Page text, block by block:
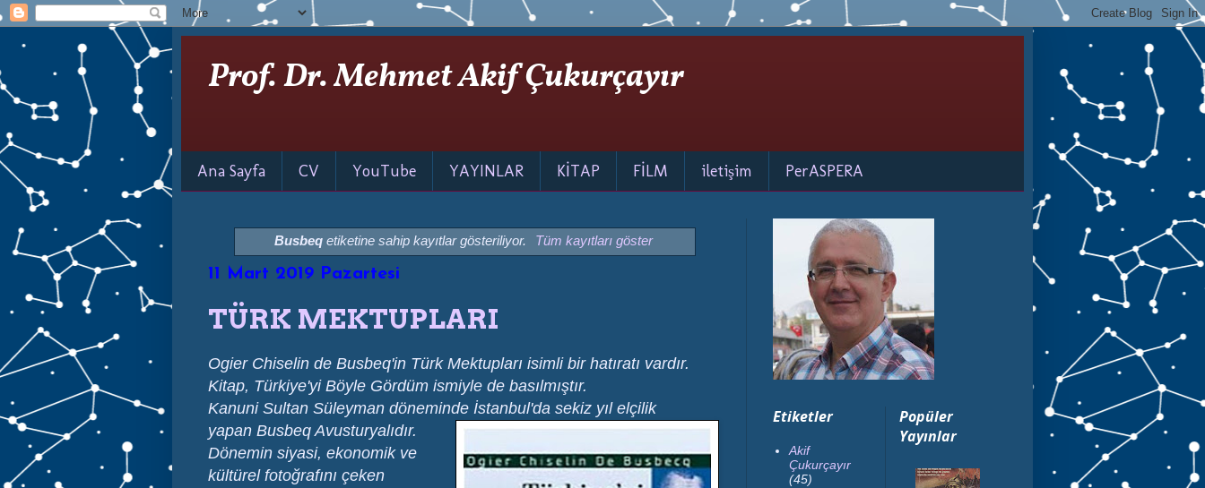
Prof. Dr. Mehmet Akif Çukurçayır
Ana Sayfa CV YouTube YAYINLAR KİTAP FİLM iletişim PerASPERA
Busbeqetiketine sahip kayıtlar gösteriliyor. Tüm kayıtları göster
11 Mart 2019 Pazartesi
TÜRK MEKTUPLARI
Ogier Chiselin de Busbeq'in Türk Mektupları isimli bir hatıratı vardır.
Kitap, Türkiye'yi Böyle Gördüm ismiyle de basılmıştır.
Kanuni Sultan Süleyman döneminde İstanbul'da sekiz yıl elçilik
yapan Busbeq Avusturyalıdır.
Dönemin siyasi, ekonomik ve
kültürel fotoğrafını çeken
Etiketler
Akif
Çukurçayır
(45)
Popüler
Yayınlar